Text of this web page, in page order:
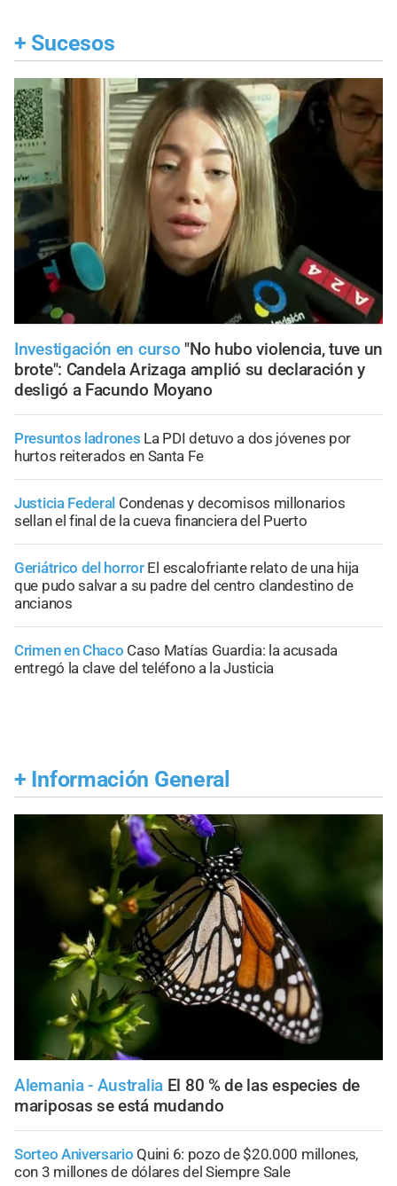
+ Sucesos
Investigación en curso "No hubo violencia, tuve un
brote": Candela Arizaga amplió su declaración y
desligó a Facundo Moyano
Presuntos ladrones La PDI detuvo a dos jóvenes por
hurtos reiterados en Santa Fe
Justicia Federal Condenas y decomisos millonarios
sellan el final de la cueva financiera del Puerto
Geriátrico del horror El escalofriante relato de una hija
que pudo salvar a su padre del centro clandestino de
ancianos
Crimen en Chaco Caso Matías Guardia: la acusada
entregó la clave del teléfono a la Justicia
+ Información General
Alemania - Australia El 80 % de las especies de
mariposas se está mudando
Sorteo Aniversario Quini 6: pozo de $20.000 millones,
con 3 millones de dólares del Siempre Sale